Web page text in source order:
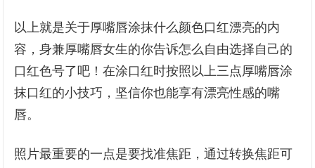
以上就是关于厚嘴唇涂抹什么颜色口红漂亮的内
容，身兼厚嘴唇女生的你告诉怎么自由选择自己的
口红色号了吧！在涂口红时按照以上三点厚嘴唇涂
抹口红的小技巧，坚信你也能享有漂亮性感的嘴
唇。
照片最重要的一点是要找准焦距，通过转换焦距可